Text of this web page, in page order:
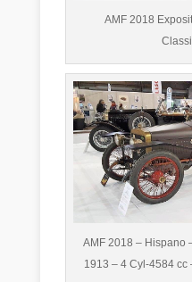
AMF 2018
AMF 2018 – Hispano
1913 – 4 Cyl-4584 cc